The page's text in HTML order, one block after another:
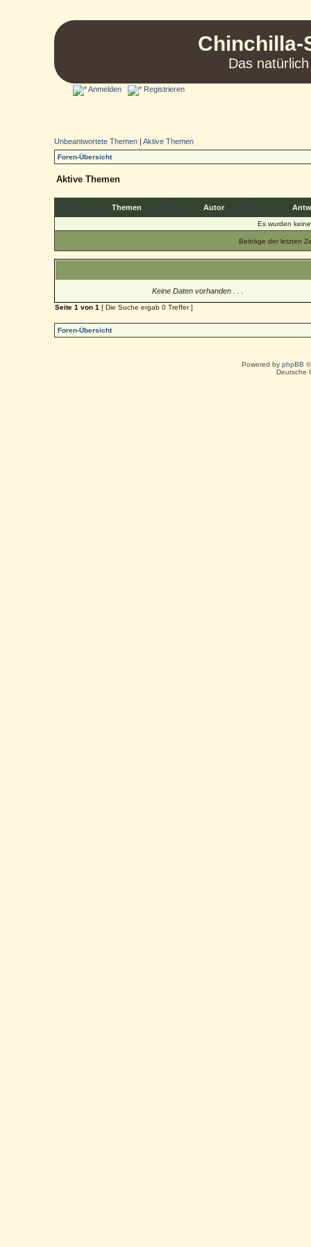
Chinchilla-
Das
Anmelden Registrieren
Unbeantwortete Themen |Aktive Themen
Foren-Übersicht
Aktive Themen
Themen Autor
Es wurden
Beiträge der letzten
Keine Daten vorhanden . . .
Seite1 von1 [ Die Suche ergab 0 Treffer ]
Foren-Übersicht
Powered by phpBB
Deutsche